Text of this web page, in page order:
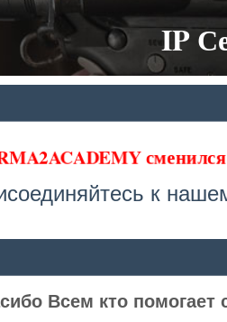
IP
к
Всем кто помогает